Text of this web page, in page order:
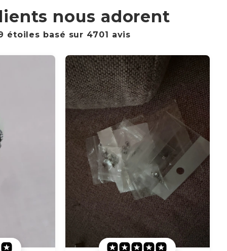
nous adorent
étoiles basé sur 4701 avis